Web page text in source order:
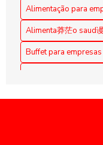
Alimentação
Alimentação
benefícios para a
Alimentação para
Alimenta莽茫o saud
Buffet para empresas